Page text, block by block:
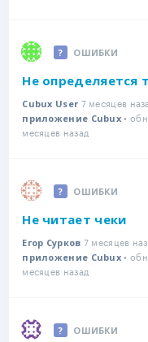
ОШИБКИ
Не определяется
Cubux User 7 месяцев
приложение Cubux •
месяцев назад
ОШИБКИ
Не читает чеки
Егор Сурков 7 месяцев
приложение Cubux •
месяцев назад
ОШИБКИ